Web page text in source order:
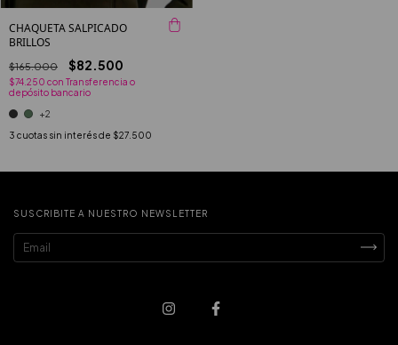
CHAQUETA SALPICADO
BRILLOS
$165.000 $82.500
$74.250 con Transferencia o
depósito bancario
+2
3 cuotas sin interés de $27.500
SUSCRIBITE A NUESTRO NEWSLETTER